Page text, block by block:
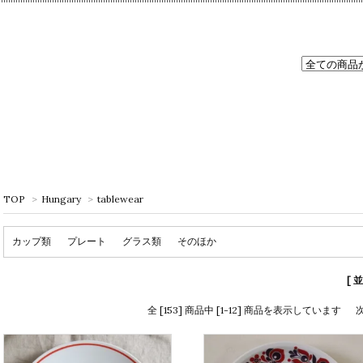
TOP > Hungary > tablewear
カップ類 プレート グラス類 そのほか
[
全 [153] 商品中 [1-12] 商品を表示しています